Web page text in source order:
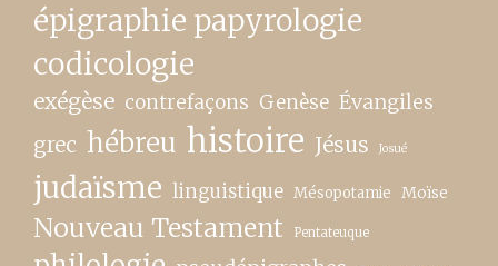
épigraphie papyrologie
codicologie
exégèse contrefaçons Genèse Évangiles
grec hébreu histoire Jésus Josué
judaïsme linguistique Mésopotamie Moïse
Nouveau Testament Pentateuque